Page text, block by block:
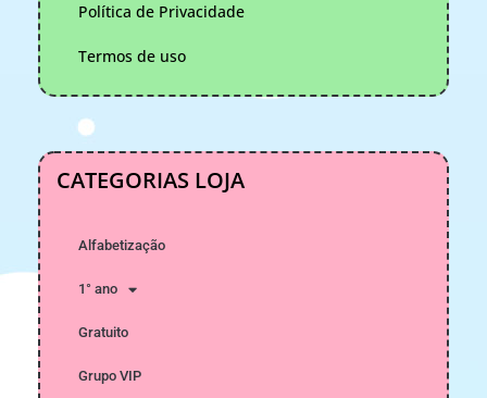
Política de Privacidade
Termos de uso
CATEGORIAS LOJA
Alfabetização
1° ano
Gratuito
Grupo VIP